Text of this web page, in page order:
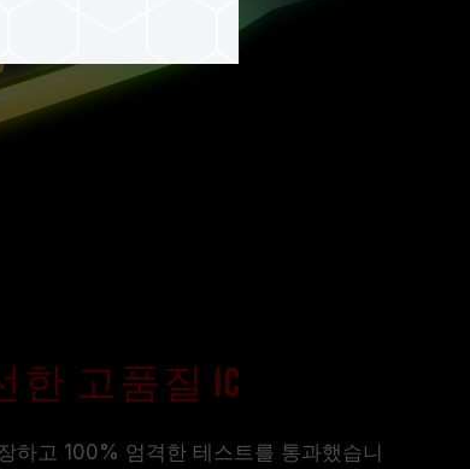
고품질 IC
하고 100% 엄격한 테스트를 통과했습니